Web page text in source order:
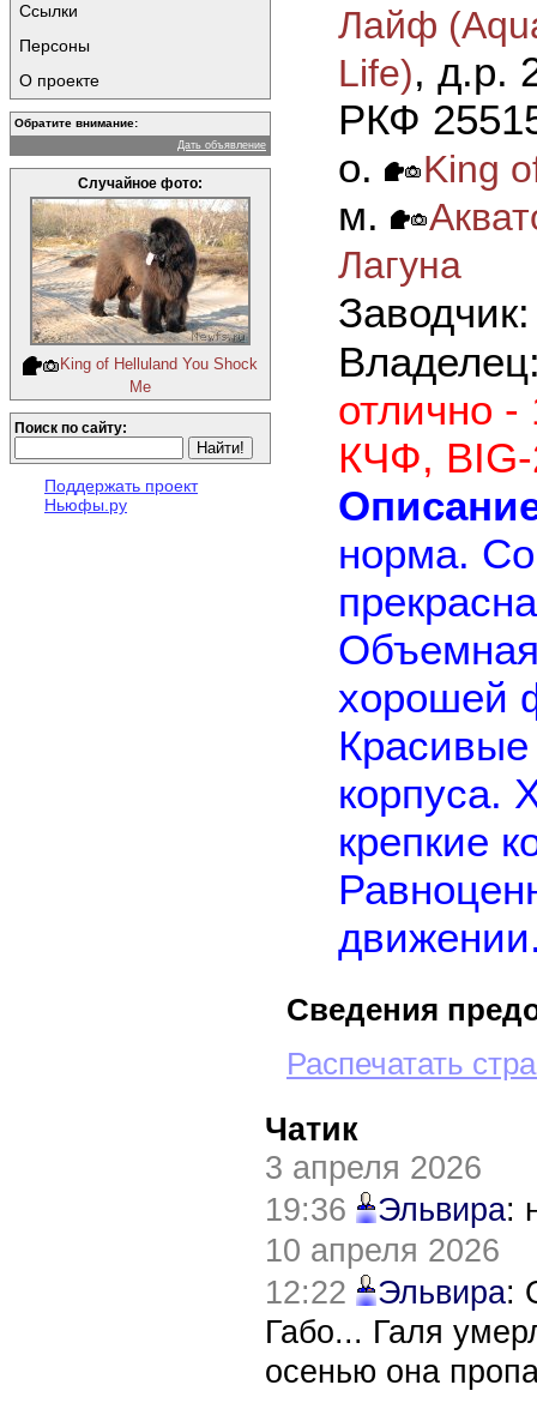
Ссылки
Персоны
О проекте
Обратите внимание:
Дать объявление
Случайное фото:
King of Helluland You Shock
Me
Поиск по сайту:
Поддержать проект
Ньюфы.ру
Лайф
Life), д.р.
РКФ
о.
King
м.
Лагуна
отлично
КЧФ,
норма.
хорошей
корпуса.
крепкие
Cведения
Распечатать
Чатик
3 апреля 2026
19:36
Эльвира:
10 апреля 2026
12:22
Эльвира:
Габо... Галя
осенью она